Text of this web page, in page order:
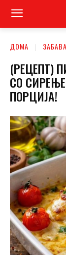
ДОМА ЗАБАВА
(РЕЦЕПТ)
СО
ПОРЦИЈА!